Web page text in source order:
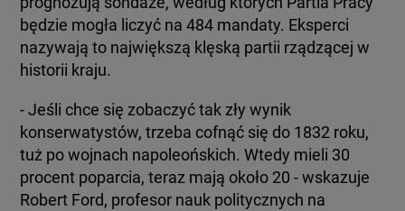
będzie mogła liczyć na 484 mandaty. Eksperci
nazywają to największą klęską partii rządzącej w
historii kraju.
- Jeśli chce się zobaczyć tak zły wynik
konserwatystów, trzeba cofnąć się do 1832 roku,
tuż po wojnach napoleońskich. Wtedy mieli 30
procent poparcia, teraz mają około 20 - wskazuje
Robert Ford, profesor nauk politycznych na